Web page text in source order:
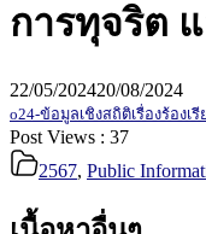
การทุจริต
22/05/202420/08/2024
o24-ข้อมูลเชิงสถิติเรื่องร้องเรี
Post Views : 37
2567, Public